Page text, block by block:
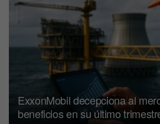
ExxonMobil decepciona al
beneficios en su último